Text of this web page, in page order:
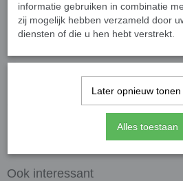
Productcode leverancier
Save
Ook interessant
informatie gebruiken in combinatie
zij mogelijk hebben verzameld door
diensten of die u hen hebt verstrekt.
Later opnieuw tonen
Alles toestaan